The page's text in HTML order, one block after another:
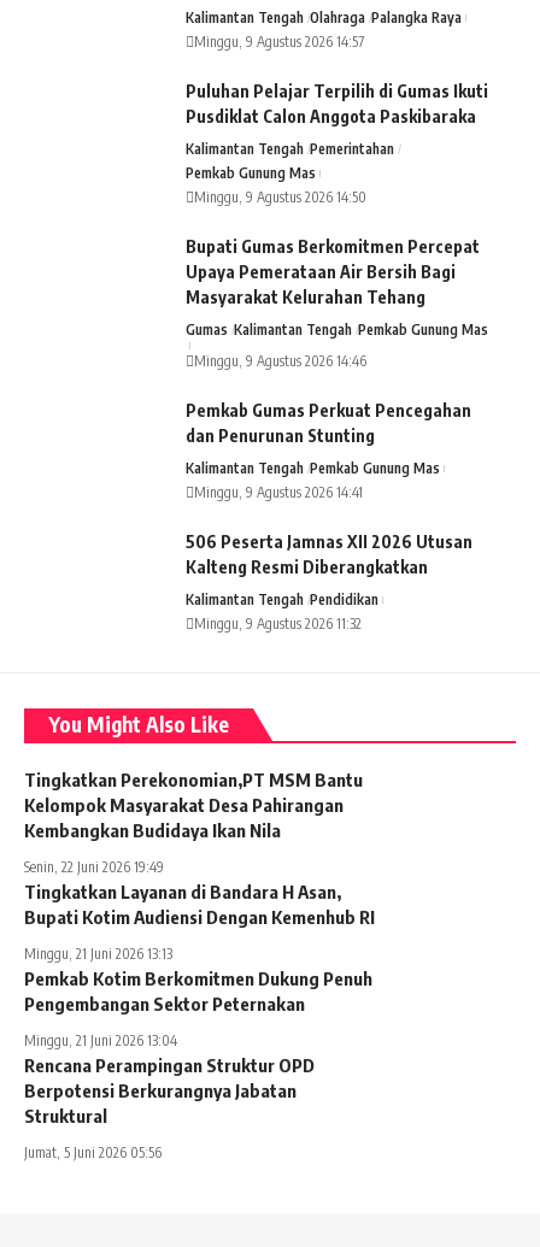
Kalimantan Tengah Olahraga Palangka Raya
Minggu, 9 Agustus 2026 14:57
Puluhan Pelajar Terpilih di Gumas Ikuti
Pusdiklat Calon Anggota Paskibaraka
Kalimantan Tengah Pemerintahan
Pemkab Gunung Mas
Minggu, 9 Agustus 2026 14:50
Bupati Gumas Berkomitmen Percepat
Upaya Pemerataan Air Bersih Bagi
Masyarakat Kelurahan Tehang
Gumas Kalimantan Tengah Pemkab Gunung Mas
Minggu, 9 Agustus 2026 14:46
Pemkab Gumas Perkuat Pencegahan
dan Penurunan Stunting
Kalimantan Tengah Pemkab Gunung Mas
Minggu, 9 Agustus 2026 14:41
506 Peserta Jamnas XII 2026 Utusan
Kalteng Resmi Diberangkatkan
Kalimantan Tengah Pendidikan
Minggu, 9 Agustus 2026 11:32
You Might Also Like
Tingkatkan Perekonomian,PT MSM Bantu
Kelompok Masyarakat Desa Pahirangan
Kembangkan Budidaya Ikan Nila
Senin, 22 Juni 2026 19:49
Tingkatkan Layanan di Bandara H Asan,
Bupati Kotim Audiensi Dengan Kemenhub RI
Minggu, 21 Juni 2026 13:13
Pemkab Kotim Berkomitmen Dukung Penuh
Pengembangan Sektor Peternakan
Minggu, 21 Juni 2026 13:04
Rencana Perampingan Struktur OPD
Berpotensi Berkurangnya Jabatan
Struktural
Jumat, 5 Juni 2026 05:56